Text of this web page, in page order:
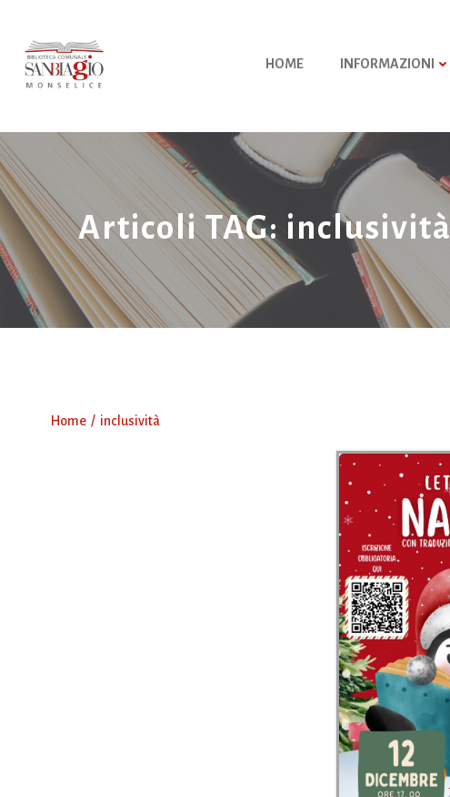
contenuto
HOME INFORMAZIONI
Articoli TAG: inclusività
Home inclusività